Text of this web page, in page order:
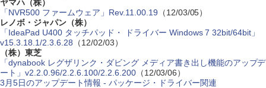
ヤマハ（株）
「NVR500 ファームウェア」Rev.11.00.19 （12/03/05）
レノボ・ジャパン（株）
「IdeaPad U400 タッチパッド・ ドライバー Windows 7 32bit/64bit」
v15.3.18.1/2.3.6.28 （12/02/03）
（株）東芝
「dynabook レグザリンク・ダビング メディア書き出し機能のアップデ
ート」v2.2.0.96/2.2.6.100/2.2.6.200（12/03/06）
3月5日のアップデート情報 - パッケージ・ドライバー関連